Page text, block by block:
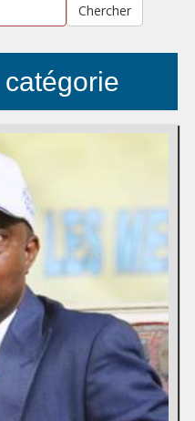
Chercher